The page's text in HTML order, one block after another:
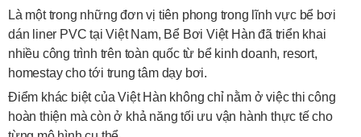
Là một trong những đơn vị tiên phong trong lĩnh vực bể bơi
dán liner PVC tại Việt Nam, Bể Bơi Việt Hàn đã triển khai
nhiều công trình trên toàn quốc từ bể kinh doanh, resort,
homestay cho tới trung tâm dạy bơi.
Điểm khác biệt của Việt Hàn không chỉ nằm ở việc thi công
hoàn thiện mà còn ở khả năng tối ưu vận hành thực tế cho